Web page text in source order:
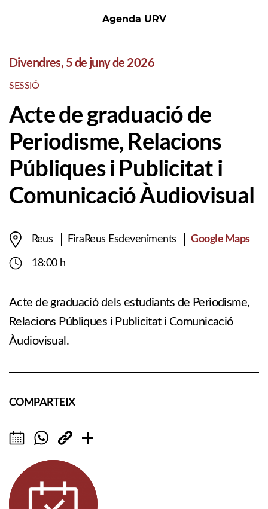
Agenda URV
Divendres, 5 de juny de 2026
SESSIÓ
Acte de graduació de
Periodisme, Relacions
Públiques i Publicitat i
Comunicació Àudiovisual
Reus FiraReus Esdeveniments Google Maps
18:00 h
Acte de graduació dels estudiants de Periodisme,
Relacions Públiques i Publicitat i Comunicació
Àudiovisual.
COMPARTEIX